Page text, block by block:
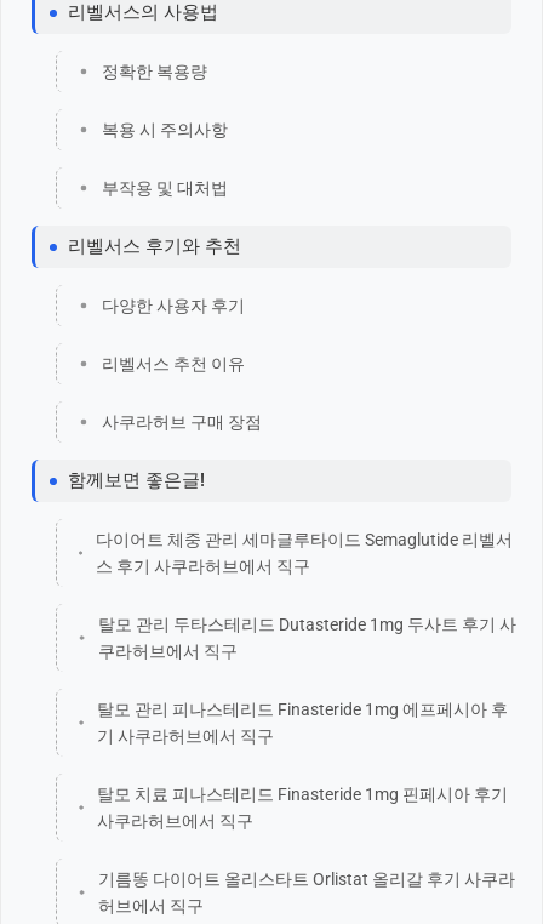
리벨서스의 사용법
정확한 복용량
복용 시 주의사항
부작용 및 대처법
리벨서스 후기와 추천
다양한 사용자 후기
리벨서스 추천 이유
사쿠라허브 구매 장점
함께보면 좋은글!
다이어트 체중 관리 세마글루타이드 Semaglutide 리벨서
스 후기 사쿠라허브에서 직구
탈모 관리 두타스테리드 Dutasteride 1mg 두사트 후기 사
쿠라허브에서 직구
탈모 관리 피나스테리드 Finasteride 1mg 에프페시아 후
기 사쿠라허브에서 직구
탈모 치료 피나스테리드 Finasteride 1mg 핀페시아 후기
사쿠라허브에서 직구
기름똥 다이어트 올리스타트 Orlistat 올리갈 후기 사쿠라
허브에서 직구